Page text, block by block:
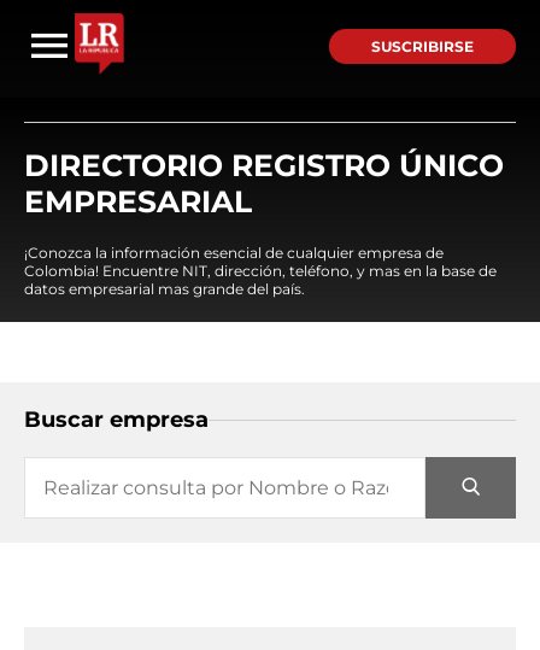
SUSCRIBIRSE
DIRECTORIO REGISTRO ÚNICO
EMPRESARIAL
¡Conozca la información esencial de cualquier empresa de
Colombia! Encuentre NIT, dirección, teléfono, y mas en la base de
datos empresarial mas grande del país.
Buscar empresa